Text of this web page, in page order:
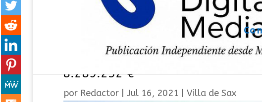
Sax aprueba el Presupuesto
8.289.252 €
por Redactor| Jul 16, 2021 Villa de Sax